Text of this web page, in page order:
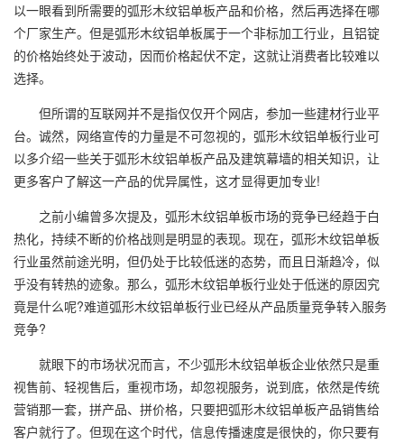
以一眼看到所需要的弧形木纹铝单板产品和价格，然后再选择在哪
个厂家生产。但是弧形木纹铝单板属于一个非标加工行业，且铝锭
的价格始终处于波动，因而价格起伏不定，这就让消费者比较难以
选择。
但所谓的互联网并不是指仅仅开个网店，参加一些建材行业平
台。诚然，网络宣传的力量是不可忽视的，弧形木纹铝单板行业可
以多介绍一些关于弧形木纹铝单板产品及建筑幕墙的相关知识，让
更多客户了解这一产品的优异属性，这才显得更加专业!
之前小编曾多次提及，弧形木纹铝单板市场的竞争已经趋于白
热化，持续不断的价格战则是明显的表现。现在，弧形木纹铝单板
行业虽然前途光明，但仍处于比较低迷的态势，而且日渐趋冷，似
乎没有转热的迹象。那么，弧形木纹铝单板行业处于低迷的原因究
竟是什么呢?难道弧形木纹铝单板行业已经从产品质量竞争转入服务
竞争?
就眼下的市场状况而言，不少弧形木纹铝单板企业依然只是重
视售前、轻视售后，重视市场，却忽视服务，说到底，依然是传统
营销那一套，拼产品、拼价格，只要把弧形木纹铝单板产品销售给
客户就行了。但现在这个时代，信息传播速度是很快的，你只要有